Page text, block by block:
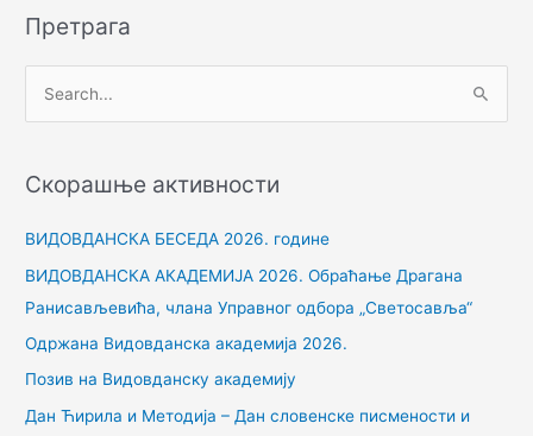
Претрага
т
з
а
:
Скорашње активности
ВИДОВДАНСКА БЕСЕДА 2026. године
ВИДОВДАНСКА АКАДЕМИЈА 2026. Обраћање Драгана
Ранисављевића, члана Управног одбора „Светосавља“
Одржана Видовданска академија 2026.
Позив на Видовданску академију
Дан Ћирила и Методија – Дан словенске писмености и